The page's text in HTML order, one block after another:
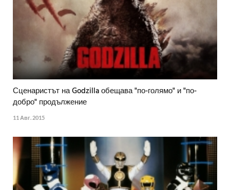
Сценаристът на Godzilla обещава "по-голямо" и "по-
добро" продължение
11 Авг. 2015